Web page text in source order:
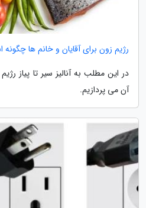
رژیم زون برای آقایان و خانم ها
در این مطلب به آنالیز سیر تا پیاز
آن می پردازیم.